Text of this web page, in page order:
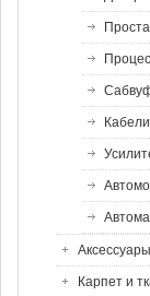
Карпет и